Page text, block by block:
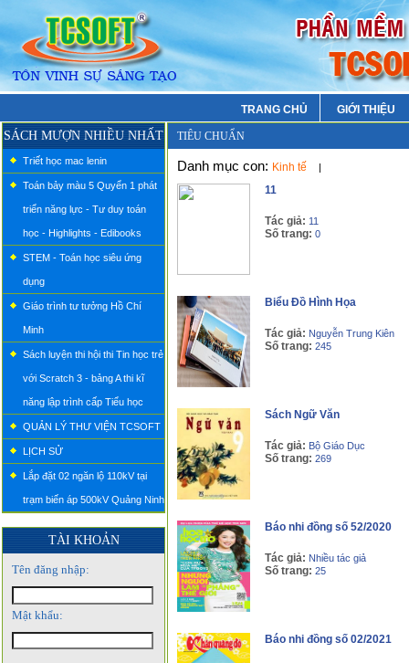
TRANG CHỦ GIỚI THIỆU
SÁCH MƯỢN NHIỀU NHẤT
Triết học mac lenin
Toán bảy màu 5 Quyển 1 phát
triển năng lực - Tư duy toán
học - Highlights - Edibooks
STEM - Toán học siêu ứng
dụng
Giáo trình tư tưởng Hồ Chí
Minh
Sách luyện thi hội thi Tin học trẻ
với Scratch 3 - bảng A thi kĩ
năng lập trình cấp Tiểu học
QUẢN LÝ THƯ VIỆN TCSOFT
LỊCH SỬ
Lắp đặt 02 ngăn lộ 110kV tại
trạm biến áp 500kV Quảng Ninh
TÀI KHOẢN
Tên đăng nhập:
Mật khẩu:
TIÊU CHUẨN
Danh mục con: Kinh tế |
11
Tác giả: 11
Số trang: 0
Biểu Đồ Hình Họa
Tác giả: Nguyễn Trung Kiên
Số trang: 245
Sách Ngữ Văn
Tác giả: Bộ Giáo Dục
Số trang: 269
Báo nhi đồng số 52/2020
Tác giả: Nhiều tác giả
Số trang: 25
Báo nhi đồng số 02/2021